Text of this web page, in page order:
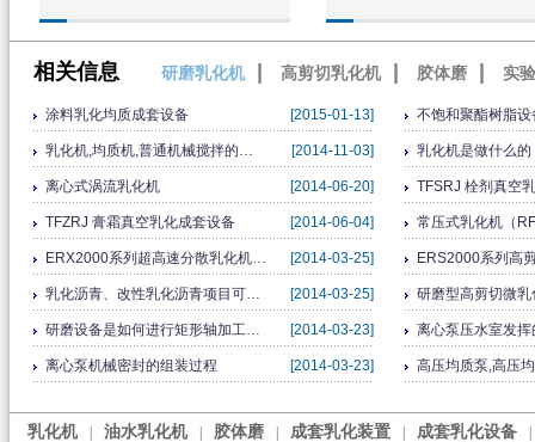
相关信息 研磨乳化机 高剪切乳化机 胶体磨 实
[2015-01-13]
涂料乳化均质成套设备 不饱和聚酯树脂设
[2014-11-03]
乳化机,均质机,普通机械搅拌的… 乳化机是做什么的
[2014-06-20]
离心式涡流乳化机 TFSRJ 栓剂真空
[2014-06-04]
TFZRJ 膏霜真空乳化成套设备 常压式乳化机（
[2014-03-25]
ERX2000系列超高速分散乳化机… ERS2000系列高
[2014-03-25]
乳化沥青、改性乳化沥青项目可… 研磨型高剪切微
[2014-03-23]
研磨设备是如何进行矩形轴加工… 离心泵压水室发
[2014-03-23]
离心泵机械密封的组装过程 高压均质泵,高压
乳化机 油水乳化机 胶体磨 成套乳化装置 成套乳化设备